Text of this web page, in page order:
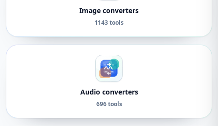
Image converters
1143 tools
Audio converters
696 tools